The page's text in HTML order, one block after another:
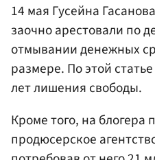
14 мая Гусейна Гасанова
заочно арестовали по
отмывании денежных
размере. По этой
лет лишения свободы.
Кроме того, на блогера
продюсерское